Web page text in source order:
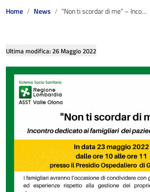
Gli Organismi di rappresentanza territoriale
Organigrammi
Carta dei Servizi
Reparti e Servizi ospedalieri
Gli Ospedali
Home News “Non ti scordar di me” – Incontro dedicato ai famigliari dei pazienti con demenza
Ultima modifica: 26 Maggio 2022